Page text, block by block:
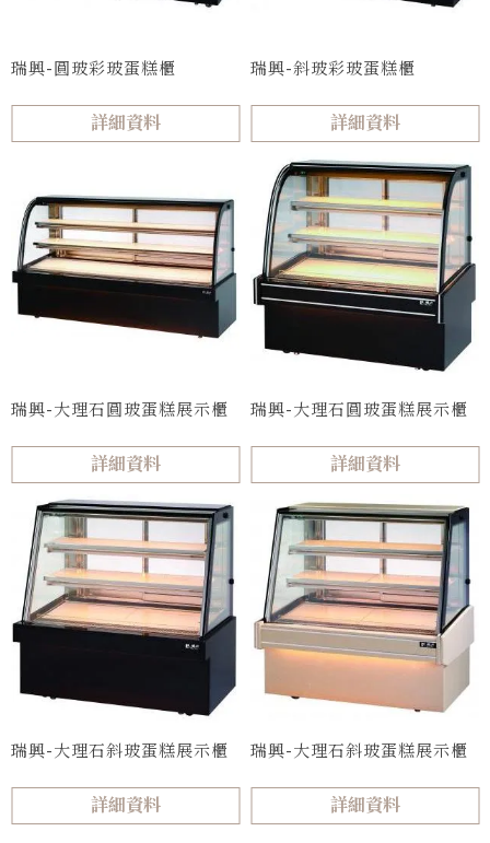
瑞興-圓玻彩玻蛋糕櫃
詳細資料
瑞興-斜玻彩玻蛋糕櫃
詳細資料
瑞興-大理石圓玻蛋糕展示櫃
詳細資料
瑞興-大理石圓玻蛋糕展示櫃
詳細資料
瑞興-大理石斜玻蛋糕展示櫃
詳細資料
瑞興-大理石斜玻蛋糕展示櫃
詳細資料